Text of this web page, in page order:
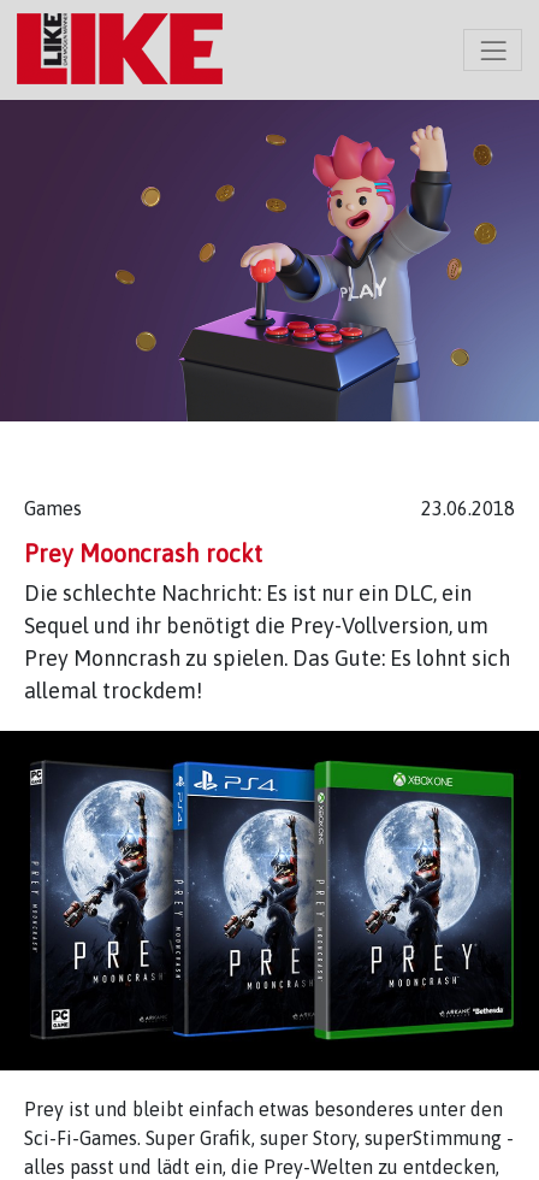
Games 23.06.2018
Prey Mooncrash rockt
Die schlechte Nachricht: Es ist nur ein DLC, ein
Sequel und ihr benötigt die Prey-Vollversion, um
Prey Monncrash zu spielen. Das Gute: Es lohnt sich
allemal trockdem!
Prey ist und bleibt einfach etwas besonderes unter den
Sci-Fi-Games. Super Grafik, super Story, superStimmung -
alles passt und lädt ein, die Prey-Welten zu entdecken,